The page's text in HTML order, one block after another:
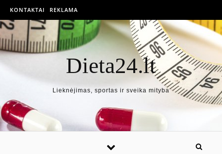
KONTAKTAI REKLAMA
Dieta24.lt
Lieknėjimas, sportas ir sveika mityba